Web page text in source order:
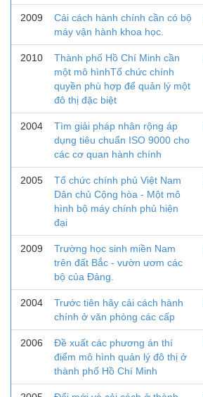
2009
Cải cách hành chính cần có bộ
máy vận hành khoa học.
2010
Thành phố Hồ Chí Minh cần
một mô hìnhTổ chức chính
quyền phù hợp để quản lý một
đô thị đặc biệt
2004
Tìm giải pháp nhân rộng áp
dụng tiêu chuẩn ISO 9000 cho
các cơ quan hành chính
2005
Tổ chức chính phủ Việt Nam
Dân chủ Cộng hòa - Một mô
hình bộ máy chính phủ hiện
đại
2009
Trường học sinh miền Nam
trên đất Bắc - vườn ươm các
bộ của Đảng.
2004
Trước tiên hãy cải cách hành
chính ở văn phòng các cấp
2006
Đề xuất các phương án thí
điểm mô hình quản lý đô thị ở
thành phố Hồ Chí Minh